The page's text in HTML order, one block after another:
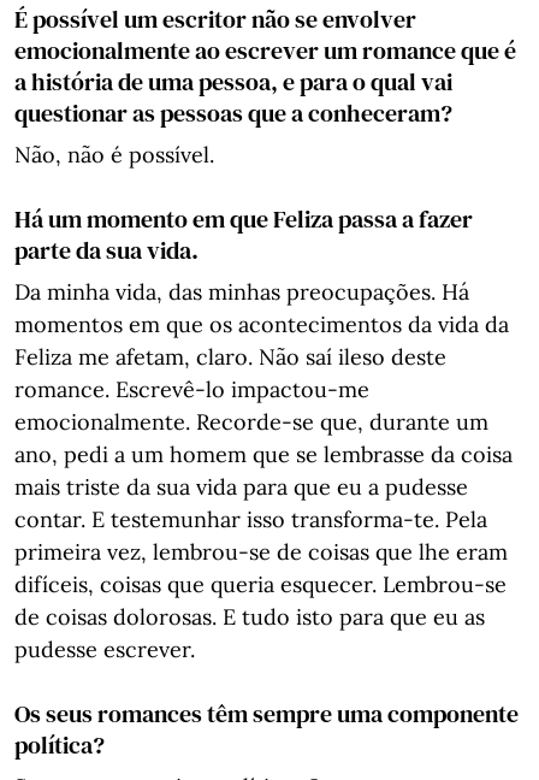
É possível um escritor não se envolver
emocionalmente ao escrever um romance que é
a história de uma pessoa, e para o qual vai
questionar as pessoas que a conheceram?
Não, não é possível.
Há um momento em que Feliza passa a fazer
parte da sua vida.
Da minha vida, das minhas preocupações. Há
momentos em que os acontecimentos da vida da
Feliza me afetam, claro. Não saí ileso deste
romance. Escrevê-lo impactou-me
emocionalmente. Recorde-se que, durante um
ano, pedi a um homem que se lembrasse da coisa
mais triste da sua vida para que eu a pudesse
contar. E testemunhar isso transforma-te. Pela
primeira vez, lembrou-se de coisas que lhe eram
difíceis, coisas que queria esquecer. Lembrou-se
de coisas dolorosas. E tudo isto para que eu as
pudesse escrever.
Os seus romances têm sempre uma componente
política?